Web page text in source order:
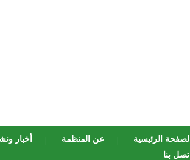
الصفحة الرئيسية عن المنظمة أخبار
اتصل بنا